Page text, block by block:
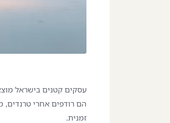
עסקים קטנים בישראל
הם רודפים אחרי טרנדים,
זמנית.